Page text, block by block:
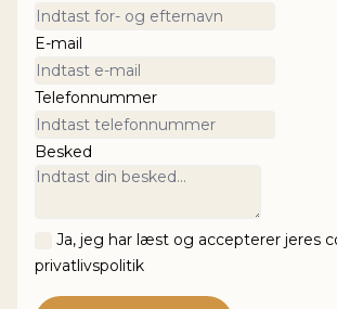
E-mail
Telefonnummer
Besked
Ja, jeg har læst og accepterer jeres
privatlivspolitik